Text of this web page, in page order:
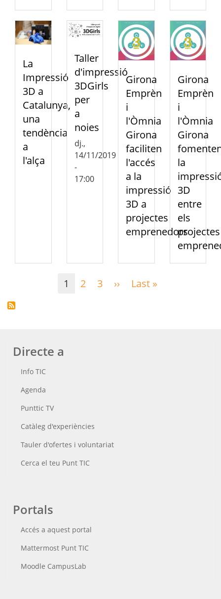
La
Impressió
3D a
Catalunya,
una
tendència
a
l'alça
Taller
d'impressió
3DGirls
per
a
noies
dj.,
14/11/2019
-
17:00
Girona
Emprèn
i
l'Òmnia
Girona
faciliten
l'accés
a la
impressió
3D a
projectes
emprenedors
Girona
Emprèn
i
l'Òmnia
Girona
la
3D
entre
els
projectes
1 2 3 ›› Pàgina
Last »
Directe a
Info TIC
Agenda
Punttic TV
Catàleg d'experiències
Tauler d'ofertes i voluntariat
Cerca el teu Punt TIC
Portals
Accés a aquest portal
Mattermost Punt TIC
Moodle CampusLab